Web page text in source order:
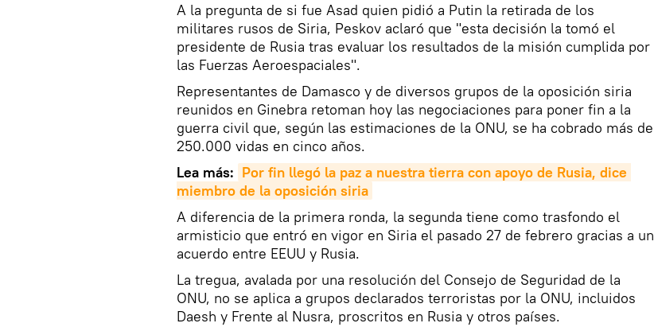
A la pregunta de si fue Asad quien pidió a Putin la retirada de los
militares rusos de Siria, Peskov aclaró que "esta decisión la tomó el
presidente de Rusia tras evaluar los resultados de la misión cumplida por
las Fuerzas Aeroespaciales".
Representantes de Damasco y de diversos grupos de la oposición siria
reunidos en Ginebra retoman hoy las negociaciones para poner fin a la
guerra civil que, según las estimaciones de la ONU, se ha cobrado más de
250.000 vidas en cinco años.
Lea más: Por fin llegó la paz a nuestra tierra con apoyo de Rusia, dice
miembro de la oposición siria
A diferencia de la primera ronda, la segunda tiene como trasfondo el
armisticio que entró en vigor en Siria el pasado 27 de febrero gracias a un
acuerdo entre EEUU y Rusia.
La tregua, avalada por una resolución del Consejo de Seguridad de la
ONU, no se aplica a grupos declarados terroristas por la ONU, incluidos
Daesh y Frente al Nusra, proscritos en Rusia y otros países.